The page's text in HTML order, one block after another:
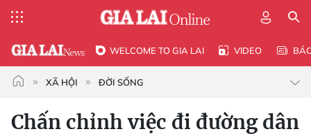
WELCOME TO GIA LAI VIDEO
XÃ HỘI ĐỜI SỐNG
Chấn chỉnh việc đi đường dân